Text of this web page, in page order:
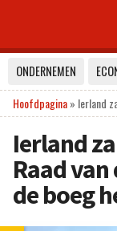
ONDERNEMEN
Hoofdpagina» Ierland
Ierland
Raad
de boeg